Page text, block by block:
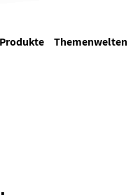
Produkte Themenwelten